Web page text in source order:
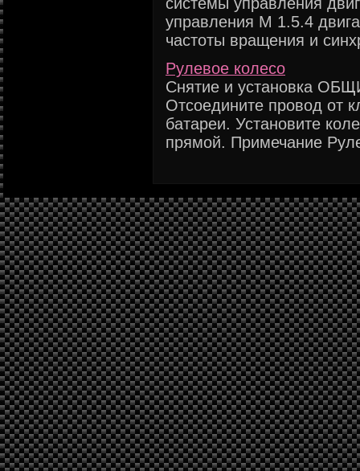
управления М 1.5.4
частоты вращения и
Рулевое колесо
Снятие и установка
Отсоедините провод от
батареи. Установите
прямой. Примечание